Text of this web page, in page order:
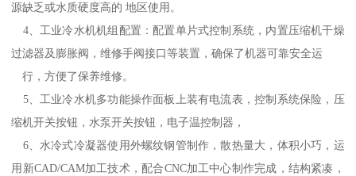
源缺乏或水质硬度高的 地区使用。
4、工业冷水机机组配置：配置单片式控制系统，内置压缩机干燥
过滤器及膨胀阀，维修手阀接口等装置，确保了机器可靠安全运
行，方便了保养维修。
5、工业冷水机多功能操作面板上装有电流表，控制系统保险，压
缩机开关按钮，水泵开关按钮，电子温控制器，
6、水冷式冷凝器使用外螺纹钢管制作，散热量大，体积小巧，运
用新CAD/CAM加工技术，配合CNC加工中心制作完成，结构紧凑，